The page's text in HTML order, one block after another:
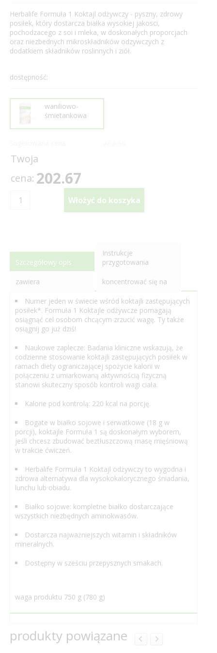
Herbalife Formuła 1 Koktajl odżywczy - pyszny, zdrowy
posiłek, który dostarcza białka wysokiej jakosci,
pochodzacego z soi i mleka, w doskonałych proporcjach
oraz niezbednych mikroskładników odzywczych z
dodatkiem składników roslinnych i ziół.
dostępność:
waniliowo-
śmietankowa
Twoja
cena: 202.67
Szczegółowy opis
Instrukcje
przygotowania
zawiera koncentrować się na
Numer jeden w świecie wśród koktajli zastępujących
posiłek*. Formuła 1 Koktajle odżywcze pomagają
osiągnąć cel osobom chcącym zrzucić wagę. Ty także
osiągnij go już dziś!
Naukowe zaplecze: Badania kliniczne wskazują, że
codzienne stosowanie koktajli zastępujących posiłek w
ramach diety ograniczającej spożycie kalorii w
połączeniu z umiarkowaną aktywnością fizyczną
stanowi skuteczny sposób kontroli wagi ciała.
Kalorie pod kontrolą: 220 kcal na porcję.
Bogate w białko sojowe i serwatkowe (18 g w
porcji), koktajle Formuła 1 są doskonałym wyborem,
jeśli chcesz zbudować beztłuszczową masę mięśniową
w trakcie ćwiczeń.
Herbalife Formuła 1 Koktajl odżywczy to wygodna i
zdrowa alternatywa dla wysokokalorycznego śniadania,
lunchu lub obiadu.
Białko sojowe: kompletne białko dostarczające
wszystkich niezbędnych aminokwasów.
Dostarcza najważniejszych witamin i składników
mineralnych.
Dostępny w sześciu przepysznych smakach.
waga produktu 750 g (780 g)
produkty powiązane